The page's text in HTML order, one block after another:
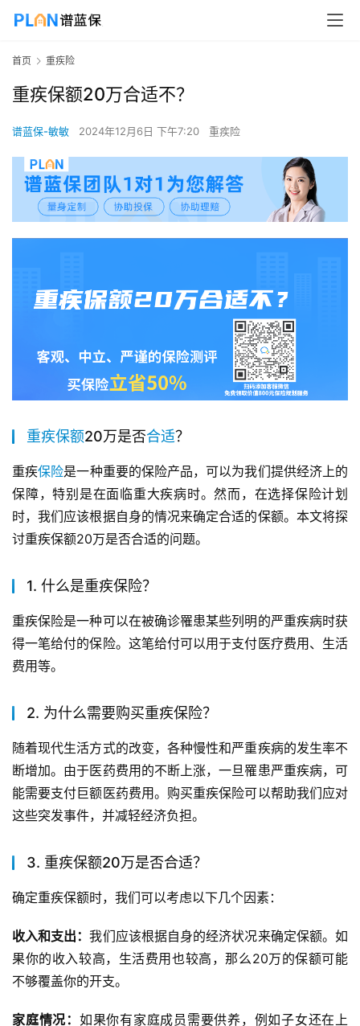
首页 重疾险
重疾保额20万合适不？
谱蓝保-敏敏 2024年12月6日 下午7:20 重疾险
重疾保额20万是否合适？
重疾保险是一种重要的保险产品，可以为我们提供经济上的
保障，特别是在面临重大疾病时。然而，在选择保险计划
时，我们应该根据自身的情况来确定合适的保额。本文将探
讨重疾保额20万是否合适的问题。
1. 什么是重疾保险？
重疾保险是一种可以在被确诊罹患某些列明的严重疾病时获
得一笔给付的保险。这笔给付可以用于支付医疗费用、生活
费用等。
2. 为什么需要购买重疾保险？
随着现代生活方式的改变，各种慢性和严重疾病的发生率不
断增加。由于医药费用的不断上涨，一旦罹患严重疾病，可
能需要支付巨额医药费用。购买重疾保险可以帮助我们应对
这些突发事件，并减轻经济负担。
3. 重疾保额20万是否合适？
确定重疾保额时，我们可以考虑以下几个因素：
收入和支出：我们应该根据自身的经济状况来确定保额。如
果你的收入较高，生活费用也较高，那么20万的保额可能
不够覆盖你的开支。
家庭情况： 如果你有家庭成员需要供养，例如子女还在上